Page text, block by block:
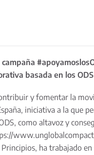
basada en los
y fomentar la
iniciativa a la que
como altavoz y
ha trabajado